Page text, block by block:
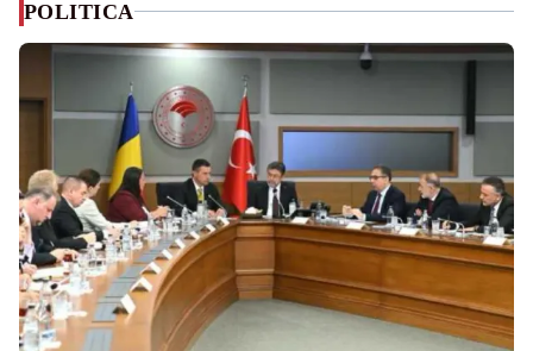
POLITICA